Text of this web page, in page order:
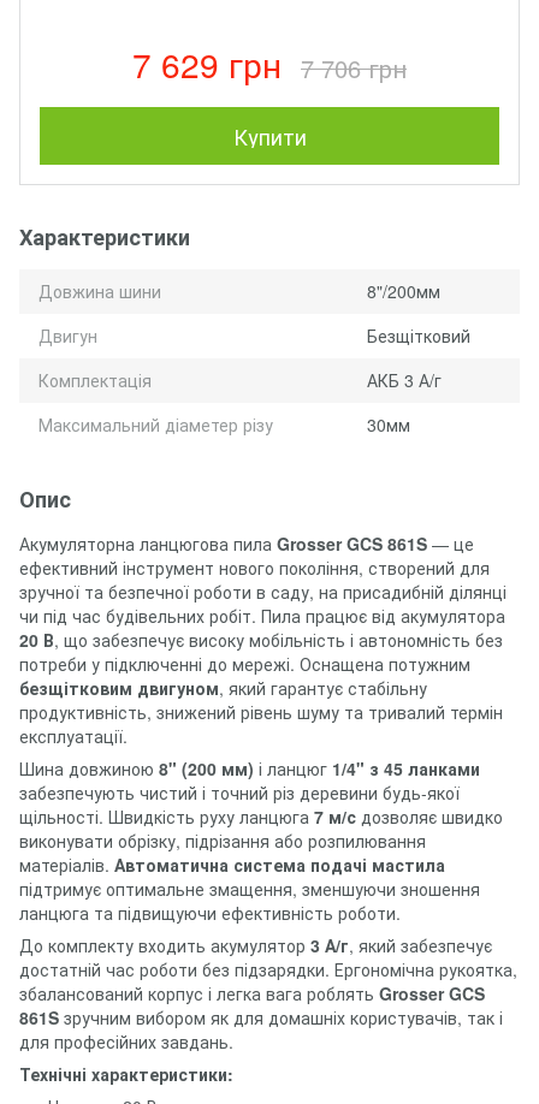
7 629 грн 7 706 грн
Купити
Характеристики
Довжина шини
8"/200мм
Двигун
Безщітковий
Комплектація
АКБ 3 А/г
Максимальний діаметер різу
30мм
Опис
Акумуляторна ланцюгова пила Grosser GCS 861S — це
ефективний інструмент нового покоління, створений для
зручної та безпечної роботи в саду, на присадибній ділянці
чи під час будівельних робіт. Пила працює від акумулятора
20 В, що забезпечує високу мобільність і автономність без
потреби у підключенні до мережі. Оснащена потужним
безщітковим двигуном, який гарантує стабільну
продуктивність, знижений рівень шуму та тривалий термін
експлуатації.
Шина довжиною 8" (200 мм) і ланцюг 1/4" з 45 ланками
забезпечують чистий і точний різ деревини будь-якої
щільності. Швидкість руху ланцюга 7 м/с дозволяє швидко
виконувати обрізку, підрізання або розпилювання
матеріалів. Автоматична система подачі мастила
підтримує оптимальне змащення, зменшуючи зношення
ланцюга та підвищуючи ефективність роботи.
До комплекту входить акумулятор 3 А/г, який забезпечує
достатній час роботи без підзарядки. Ергономічна рукоятка,
збалансований корпус і легка вага роблять Grosser GCS
861S зручним вибором як для домашніх користувачів, так і
для професійних завдань.
Технічні характеристики: